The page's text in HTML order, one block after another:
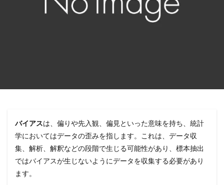
バイアスは、偏りや先入観、偏見といった意味を持ち、統計
学においてはデータの歪みを指します。これは、データ収
集、解析、解釈などの段階で生じる可能性があり、標本抽出
ではバイアスが生じないようにデータを収集する必要があり
ます。